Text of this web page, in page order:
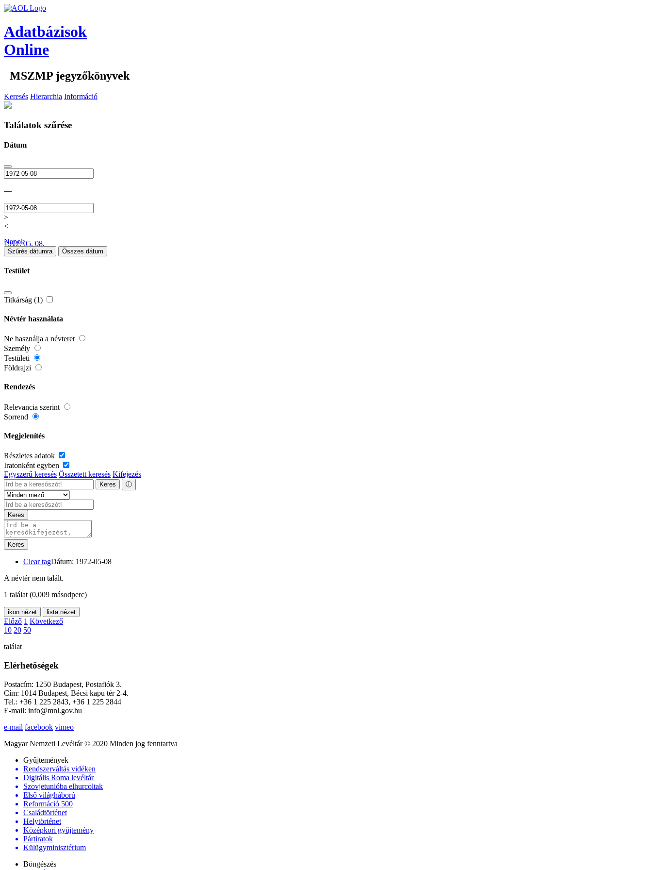
Adatbázisok
Online
MSZMP jegyzőkönyvek
Keresés Hierarchia Információ
Találatok szűrése
Dátum
—
>
<
1972. 05. 08.
Napok
Szűrés dátumra Összes dátum
Testület
Titkárság (1)
Névtér használata
Ne használja a névteret
Személy
Testületi
Földrajzi
Rendezés
Relevancia szerint
Sorrend
Megjelenítés
Részletes adatok
Iratonként egyben
Egyszerű keresés Összetett keresés Kifejezés
Keres ⓘ
Keres
Keres
Clear tagDátum: 1972-05-08
A névtér nem talált.
1 találat (0,009 másodperc)
ikon nézet lista nézet
Előző 1 Következő
10 20 50
találat
Elérhetőségek
Postacím: 1250 Budapest, Postafiók 3.
Cím: 1014 Budapest, Bécsi kapu tér 2-4.
Tel.: +36 1 225 2843, +36 1 225 2844
E-mail: info@mnl.gov.hu
e-mail facebook vimeo
Magyar Nemzeti Levéltár © 2020 Minden jog fenntartva
Gyűjtemények
Rendszerváltás vidéken
Digitális Roma levéltár
Szovjetunióba elhurcoltak
Első világháború
Reformáció 500
Családtörténet
Helytörténet
Középkori gyűjtemény
Pártiratok
Külügyminisztérium
Böngészés